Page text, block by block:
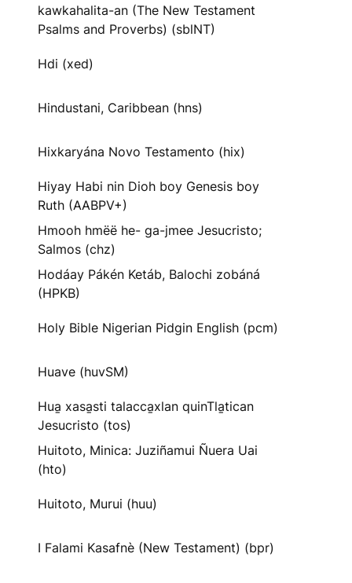
kawkahalita-an (The New Testament
Psalms and Proverbs) (sblNT)
Hdi (xed)
Hindustani, Caribbean (hns)
Hixkaryána Novo Testamento (hix)
Hiyay Habi nin Dioh boy Genesis boy
Ruth (AABPV+)
Hmooh hmëë he- ga-jmee Jesucristo;
Salmos (chz)
Hodáay Pákén Ketáb, Balochi zobáná
(HPKB)
Holy Bible Nigerian Pidgin English (pcm)
Huave (huvSM)
Hua̱ xasa̱sti talacca̱xlan quinTla̱tican
Jesucristo (tos)
Huitoto, Minica: Juziñamui Ñuera Uai
(hto)
Huitoto, Murui (huu)
I Falami Kasafnè (New Testament) (bpr)